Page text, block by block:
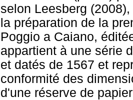
selon Leesberg
la préparation de la
Poggio a Caiano,
appartient à une série
et datés de 1567 et
conformité des
d'une réserve de